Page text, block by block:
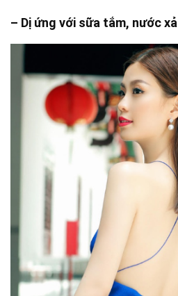
– Dị ứng với sữa tắm, nước